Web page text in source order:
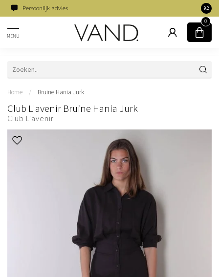
Persoonlijk advies 9.2
MENU
0
Home / Bruine Hania Jurk
Club L'avenir Bruine Hania Jurk
Club L'avenir